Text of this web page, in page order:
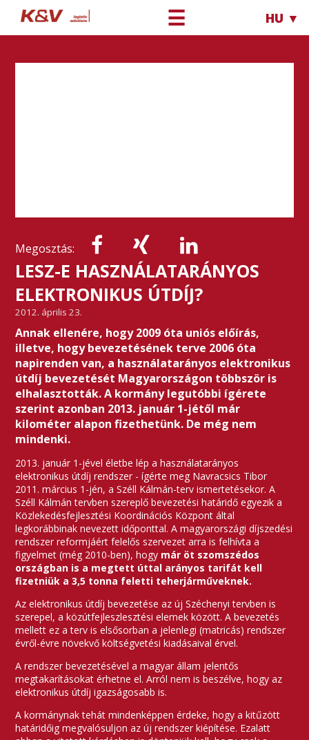
☰ HU ▼
Megosztás:
LESZ-E HASZNÁLATARÁNYOS
ELEKTRONIKUS ÚTDÍJ?
2012. április 23.
Annak ellenére, hogy 2009 óta uniós előírás,
illetve, hogy bevezetésének terve 2006 óta
napirenden van, a használatarányos elektronikus
útdíj bevezetését Magyarországon többször is
elhalasztották. A kormány legutóbbi ígérete
szerint azonban 2013. január 1-jétől már
kilométer alapon fizethetünk. De még nem
mindenki.
2013. január 1-jével életbe lép a használatarányos
elektronikus útdíj rendszer - ígérte meg Navracsics Tibor
2011. március 1-jén, a Széll Kálmán-terv ismertetésekor. A
Széll Kálmán tervben szereplő bevezetési határidő egyezik a
Közlekedésfejlesztési Koordinációs Központ által
legkorábbinak nevezett időponttal. A magyarországi díjszedési
rendszer reformjáért felelős szervezet arra is felhívta a
figyelmet (még 2010-ben), hogy már öt szomszédos
országban is a megtett úttal arányos tarifát kell
fizetniük a 3,5 tonna feletti teherjárműveknek.
Az elektronikus útdíj bevezetése az új Széchenyi tervben is
szerepel, a közútfejleszlesztési elemek között. A bevezetés
mellett ez a terv is elsősorban a jelenlegi (matricás) rendszer
évről-évre növekvő költségvetési kiadásaival érvel.
A rendszer bevezetésével a magyar állam jelentős
megtakarításokat érhetne el. Arról nem is beszélve, hogy az
elektronikus útdíj igazságosabb is.
A kormánynak tehát mindenképpen érdeke, hogy a kitűzött
határidőig megvalósuljon az új rendszer kiépítése. Ezalatt